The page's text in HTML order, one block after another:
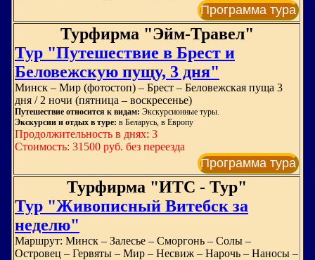
Программа тура
Турфирма "Эйм-Травел"
Тур "Путешествие в Брест и
Беловежскую пущу, 3 дня"
Минск – Мир (фотостоп) – Брест – Беловежская пуща 3
дня / 2 ночи (пятница – воскресенье)
Путешествие относится к видам: Экскурсионные туры.
Экскурсии и отдых в туре: в Беларусь, в Европу
Продолжительность в днях: 3
Стоимость: 31500 руб. без переезда
Программа тура
Турфирма "ИТС - Тур"
Тур "Живописный Витебск за
неделю"
Маршрут: Минск – Залесье – Сморгонь – Солы –
Островец – Гервяты – Мир – Несвиж – Нарочь – Наносы –